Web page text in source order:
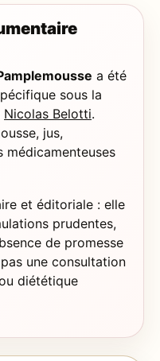
a été
sous la
Nicolas Belotti.
jus,
et éditoriale : elle
prudentes,
de promesse
une consultation
diététique